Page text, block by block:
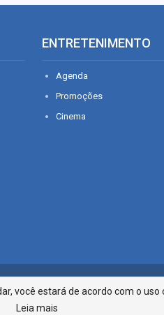
ENTRETENIMENTO
Agenda
Promoções
Cinema
Infonet - Rua Monsenhor
você estará de acordo com o
Leia mais